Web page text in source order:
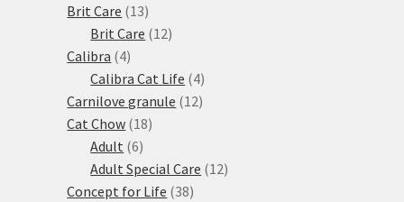
produktů
Brit Care 1313
produktů
Brit Care 1212
Calibra 44
produkty
Calibra Cat Life 44
produkty
Carnilove granule 1212
Cat Chow 1818
Adult 66
produktů
Adult Special Care 1212
Concept for Life 3838